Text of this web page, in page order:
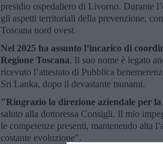
presidio ospedaliero di Livorno. Durante
gli aspetti territoriali della prevenzione,
Toscana nord ovest.
Nel 2025 ha assunto l’incarico di
Regione Toscana. Il suo nome è legato
ricevuto l’attestato di Pubblica
Sri Lanka, dopo il devastante tsunami.
"Ringrazio la direzione aziendale per
saluto alla dottoressa Consigli. Il mio
le competenze presenti, mantenendo alta
costante evoluzione".